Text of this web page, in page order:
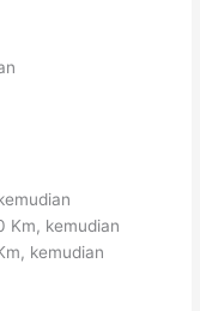
Km, kemudian
kemudian